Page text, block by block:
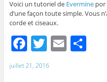
Voici un tutoriel de Everminepor
d’une façon toute simple. Vous
corde et ciseaux.
F
a
c
T
w
itt
E P
juillet 21, 2016